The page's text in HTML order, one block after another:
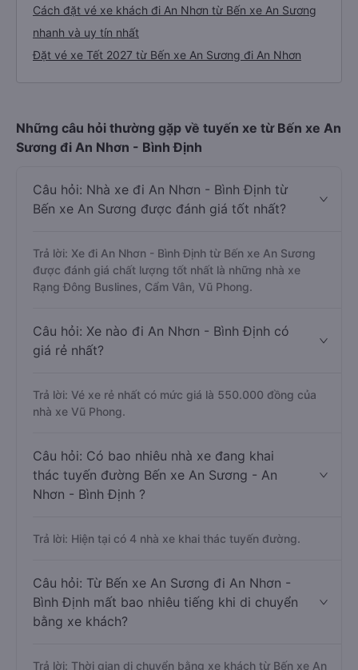
Cách đặt vé xe khách đi An Nhơn từ Bến xe An Sương
nhanh và uy tín nhất
Đặt vé xe Tết 2027 từ Bến xe An Sương đi An Nhơn
Những câu hỏi thường gặp về tuyến xe từ Bến xe An
Sương đi An Nhơn - Bình Định
Câu hỏi: Nhà xe đi An Nhơn - Bình Định từ
Bến xe An Sương được đánh giá tốt nhất?
Trả lời: Xe đi An Nhơn - Bình Định từ Bến xe An Sương
được đánh giá chất lượng tốt nhất là những nhà xe
Rạng Đông Buslines, Cẩm Vân, Vũ Phong.
Câu hỏi: Xe nào đi An Nhơn - Bình Định có
giá rẻ nhất?
Trả lời: Vé xe rẻ nhất có mức giá là 550.000 đồng của
nhà xe Vũ Phong.
Câu hỏi: Có bao nhiêu nhà xe đang khai
thác tuyến đường Bến xe An Sương - An
Nhơn - Bình Định ?
Trả lời: Hiện tại có 4 nhà xe khai thác tuyến đường.
Câu hỏi: Từ Bến xe An Sương đi An Nhơn -
Bình Định mất bao nhiêu tiếng khi di chuyển
bằng xe khách?
Trả lời: Thời gian di chuyển bằng xe khách từ Bến xe An